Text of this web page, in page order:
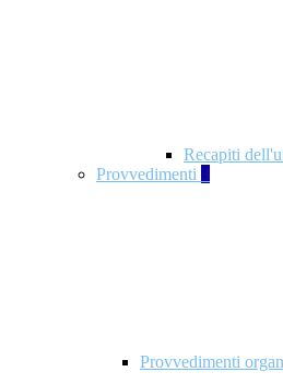
Recapiti
Provvedimenti 3
Provvedimenti